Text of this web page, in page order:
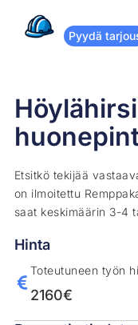
Pyydä
Etsitkö tekijää
on ilmoitettu
saat keskimäärin 3-4
Hinta
Toteutuneen työn
2160€